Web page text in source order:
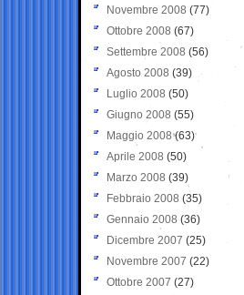
Novembre 2008 (77)
Ottobre 2008 (67)
Settembre 2008 (56)
Agosto 2008 (39)
Luglio 2008 (50)
Giugno 2008 (55)
Maggio 2008(63)
Aprile 2008 (50)
Marzo 2008 (39)
Febbraio 2008 (35)
Gennaio 2008 (36)
Dicembre 2007 (25)
Novembre 2007 (22)
Ottobre 2007 (27)